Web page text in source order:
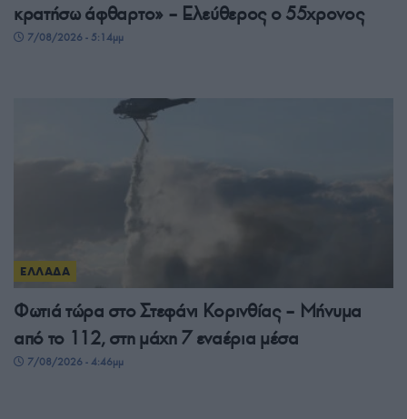
κρατήσω άφθαρτο» – Ελεύθερος ο 55χρονος
7/08/2026 - 5:14μμ
ΕΛΛΑΔΑ
Φωτιά τώρα στο Στεφάνι Κορινθίας – Μήνυμα
από το 112, στη μάχη 7 εναέρια μέσα
7/08/2026 - 4:46μμ